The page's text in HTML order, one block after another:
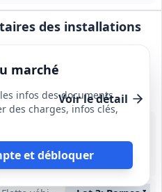
marché
infos des documents
des charges, infos clés,
et débloquer
des installations
Bruay Artois Lys
Voir le détail